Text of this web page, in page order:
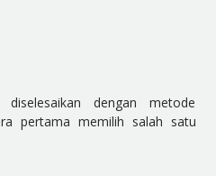
dengan metode
pertama memilih salah satu